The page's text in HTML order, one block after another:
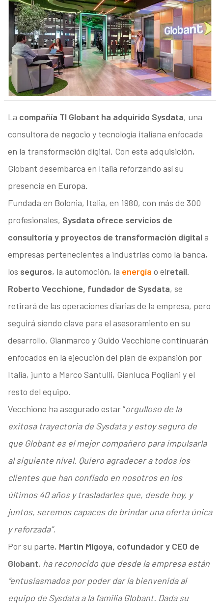
La compañía TI Globant ha adquirido Sysdata, una
consultora de negocio y tecnología italiana enfocada
en la transformación digital. Con esta adquisición,
Globant desembarca en Italia reforzando así su
presencia en Europa.
Fundada en Bolonia, Italia, en 1980, con más de 300
profesionales, Sysdata ofrece servicios de
consultoría y proyectos de transformación digital a
empresas pertenecientes a industrias como la banca,
los seguros, la automoción, la energía o elretail.
Roberto Vecchione, fundador de Sysdata, se
retirará de las operaciones diarias de la empresa, pero
seguirá siendo clave para el asesoramiento en su
desarrollo. Gianmarco y Guido Vecchione continuarán
enfocados en la ejecución del plan de expansión por
Italia, junto a Marco Santulli, Gianluca Pogliani y el
resto del equipo.
Vecchione ha asegurado estar “orgulloso de la
exitosa trayectoria de Sysdata y estoy seguro de
que Globant es el mejor compañero para impulsarla
al siguiente nivel. Quiero agradecer a todos los
clientes que han confiado en nosotros en los
últimos 40 años y trasladarles que, desde hoy, y
juntos, seremos capaces de brindar una oferta única
y reforzada”.
Por su parte, Martín Migoya, cofundador y CEO de
Globant, ha reconocido que desde la empresa están
“entusiasmados por poder dar la bienvenida al
equipo de Sysdata a la familia Globant. Dada su